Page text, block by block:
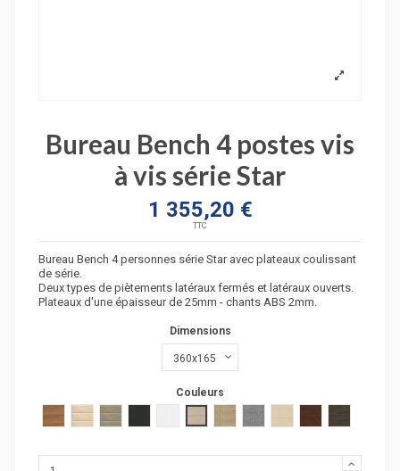
Bureau Bench 4 postes vis
à vis série Star
1 355,20 €
TTC
Bureau Bench 4 personnes série Star avec plateaux coulissant
de série.
Deux types de piètements latéraux fermés et latéraux ouverts.
Plateaux d'une épaisseur de 25mm - chants ABS 2mm.
Dimensions
Couleurs
poirieracacia clairacacia fonçé